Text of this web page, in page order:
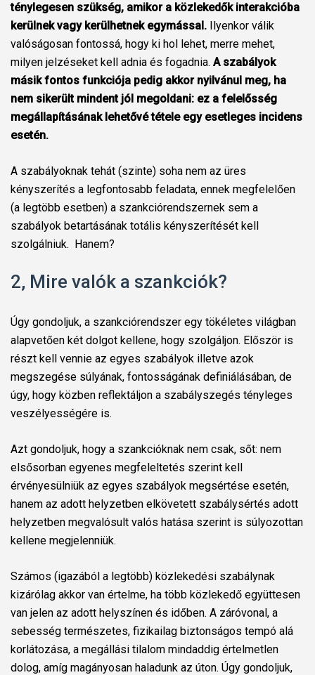
ténylegesen szükség, amikor a közlekedők interakcióba
kerülnek vagy kerülhetnek egymással. Ilyenkor válik
valóságosan fontossá, hogy ki hol lehet, merre mehet,
milyen jelzéseket kell adnia és fogadnia. A szabályok
másik fontos funkciója pedig akkor nyilvánul meg, ha
nem sikerült mindent jól megoldani: ez a felelősség
megállapításának lehetővé tétele egy esetleges incidens
esetén.
A szabályoknak tehát (szinte) soha nem az üres
kényszerítés a legfontosabb feladata, ennek megfelelően
(a legtöbb esetben) a szankciórendszernek sem a
szabályok betartásának totális kényszerítését kell
szolgálniuk. Hanem?
2, Mire valók a szankciók?
Úgy gondoljuk, a szankciórendszer egy tökéletes világban
alapvetően két dolgot kellene, hogy szolgáljon. Először is
részt kell vennie az egyes szabályok illetve azok
megszegése súlyának, fontosságának definiálásában, de
úgy, hogy közben reflektáljon a szabályszegés tényleges
veszélyességére is.
Azt gondoljuk, hogy a szankcióknak nem csak, sőt: nem
elsősorban egyenes megfeleltetés szerint kell
érvényesülniük az egyes szabályok megsértése esetén,
hanem az adott helyzetben elkövetett szabálysértés adott
helyzetben megvalósult valós hatása szerint is súlyozottan
kellene megjelenniük.
Számos (igazából a legtöbb) közlekedési szabálynak
kizárólag akkor van értelme, ha több közlekedő együttesen
van jelen az adott helyszínen és időben. A záróvonal, a
sebesség természetes, fizikailag biztonságos tempó alá
korlátozása, a megállási tilalom mindaddig értelmetlen
dolog, amíg magányosan haladunk az úton. Úgy gondoljuk,